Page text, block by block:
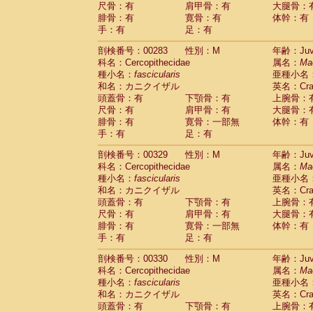
尺骨：有
肩甲骨：有
大腿骨：
腓骨：有
寛骨：有
体幹：有
手：有
足：有
剖検番号：00283
性別：M
年齢：
科名：Cercopithecidae
属名：
種小名： fascicularis
亜種小名
和名：カニクイザル
英名：
頭蓋骨：有
下顎骨：有
上腕骨：
尺骨：有
肩甲骨：有
大腿骨：
腓骨：有
寛骨：一部無
体幹：有
手：有
足：有
剖検番号：00329
性別：M
年齢：
科名：Cercopithecidae
属名：
種小名： fascicularis
亜種小名
和名：カニクイザル
英名：
頭蓋骨：有
下顎骨：有
上腕骨：
尺骨：有
肩甲骨：有
大腿骨：
腓骨：有
寛骨：一部無
体幹：有
手：有
足：有
剖検番号：00330
性別：M
年齢：
科名：Cercopithecidae
属名：
種小名： fascicularis
亜種小名
和名：カニクイザル
英名：
頭蓋骨：有
下顎骨：有
上腕骨：